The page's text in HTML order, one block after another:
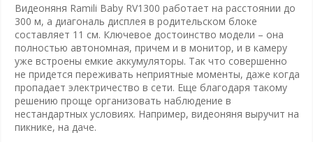
Видеоняня Ramili Baby RV1300 работает на расстоянии до
300 м, а диагональ дисплея в родительском блоке
составляет 11 см. Ключевое достоинство модели – она
полностью автономная, причем и в монитор, и в камеру
уже встроены емкие аккумуляторы. Так что совершенно
не придется переживать неприятные моменты, даже когда
пропадает электричество в сети. Еще благодаря такому
решению проще организовать наблюдение в
нестандартных условиях. Например, видеоняня выручит на
пикнике, на даче.